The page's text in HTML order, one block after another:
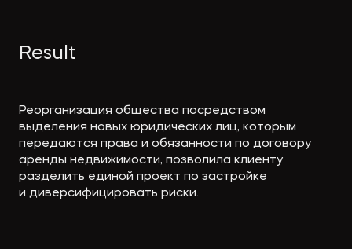
Result
Реорганизация общества посредством
выделения новых юридических лиц, которым
передаются права и обязанности по договору
аренды недвижимости, позволила клиенту
разделить единой проект по застройке
и диверсифицировать риски.